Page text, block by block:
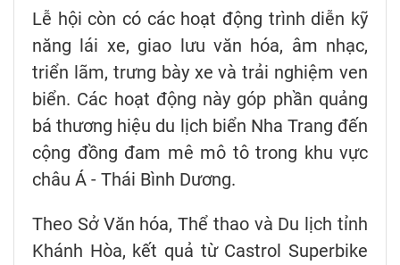
Lễ hội còn có các hoạt động trình diễn kỹ
năng lái xe, giao lưu văn hóa, âm nhạc,
triển lãm, trưng bày xe và trải nghiệm ven
biển. Các hoạt động này góp phần quảng
bá thương hiệu du lịch biển Nha Trang đến
cộng đồng đam mê mô tô trong khu vực
châu Á - Thái Bình Dương.
Theo Sở Văn hóa, Thể thao và Du lịch tỉnh
Khánh Hòa, kết quả từ Castrol Superbike